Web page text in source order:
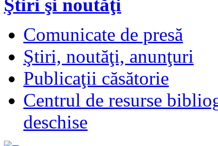
Ştiri şi noutăţi
Comunicate de presă
Ştiri, noutăţi, anunţuri
Publicaţii căsătorie
Centrul de resurse
deschise